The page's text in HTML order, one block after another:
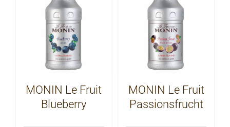
MONIN Le Fruit
Blueberry
MONIN Le Fruit
Passionsfrucht